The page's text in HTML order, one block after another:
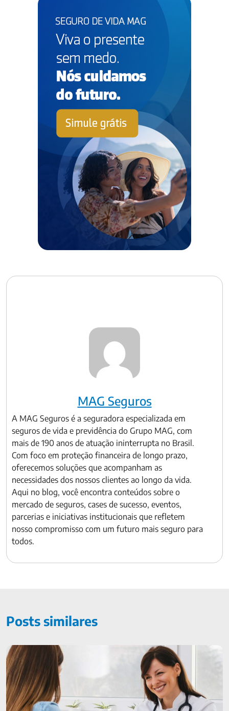
MAG Seguros
A MAG Seguros é a seguradora especializada em
seguros de vida e previdência do Grupo MAG, com
mais de 190 anos de atuação ininterrupta no Brasil.
Com foco em proteção financeira de longo prazo,
oferecemos soluções que acompanham as
necessidades dos nossos clientes ao longo da vida.
Aqui no blog, você encontra conteúdos sobre o
mercado de seguros, cases de sucesso, eventos,
parcerias e iniciativas institucionais que refletem
nosso compromisso com um futuro mais seguro para
todos.
Posts similares
Check-up médico: frequência ideal para realizar